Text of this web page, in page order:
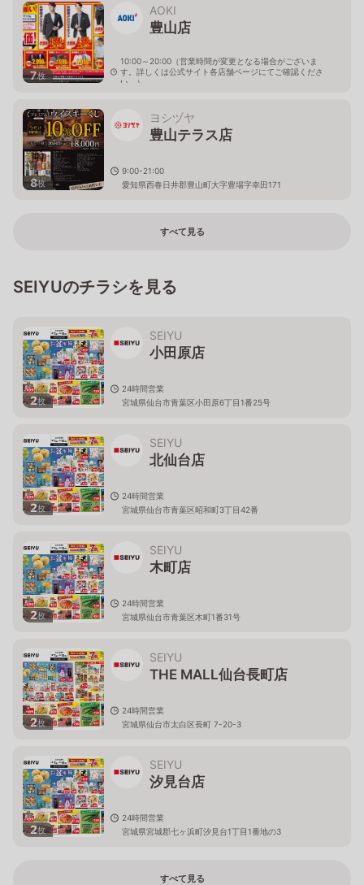
7枚
AOKI
豊山店
10:00～20:00（営業時間が変更となる場合がございま
す。詳しくは公式サイト各店舗ページにてご確認くださ
い。）
8枚
ヨシヅヤ
豊山テラス店
9:00-21:00
愛知県西春日井郡豊山町大字豊場字幸田171
すべて見る
SEIYUのチラシを見る
2枚
SEIYU
小田原店
24時間営業
宮城県仙台市青葉区小田原6丁目1番25号
2枚
SEIYU
北仙台店
24時間営業
宮城県仙台市青葉区昭和町3丁目42番
2枚
SEIYU
木町店
24時間営業
宮城県仙台市青葉区木町1番31号
2枚
SEIYU
THE MALL仙台長町店
24時間営業
宮城県仙台市太白区長町 7-20-3
2枚
SEIYU
汐見台店
24時間営業
宮城県宮城郡七ヶ浜町汐見台1丁目1番地の3
すべて見る